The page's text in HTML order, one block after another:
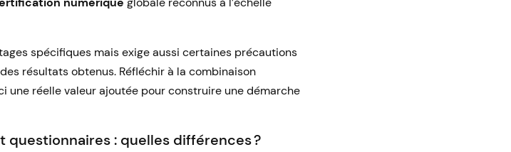
spécifiques mais exige aussi certaines précautions
résultats obtenus. Réfléchir à la combinaison
une réelle valeur ajoutée pour construire une démarche
questionnaires : quelles différences ?